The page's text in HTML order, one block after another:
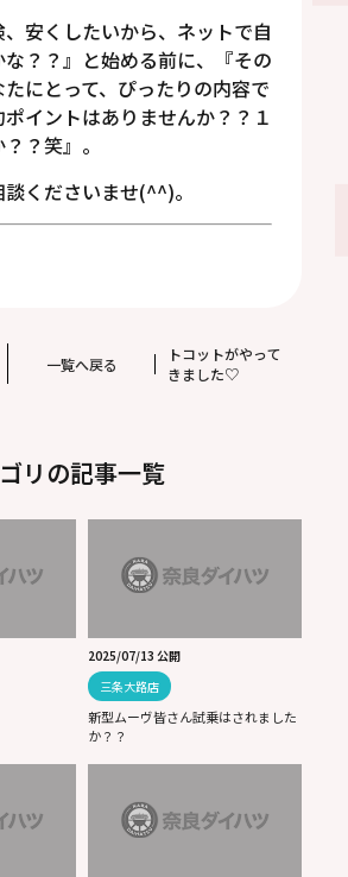
、安くしたいから、ネットで自
？？』と始める前に、『その
にとって、ぴったりの内容で
イントはありませんか？？１
？笑』。
くださいませ(^^)。
一覧へ戻る
トコットがやって
きました♡
リの記事一覧
2025/07/13 公開
三条大路店
新型ムーヴ皆さん試乗はされました
か？？